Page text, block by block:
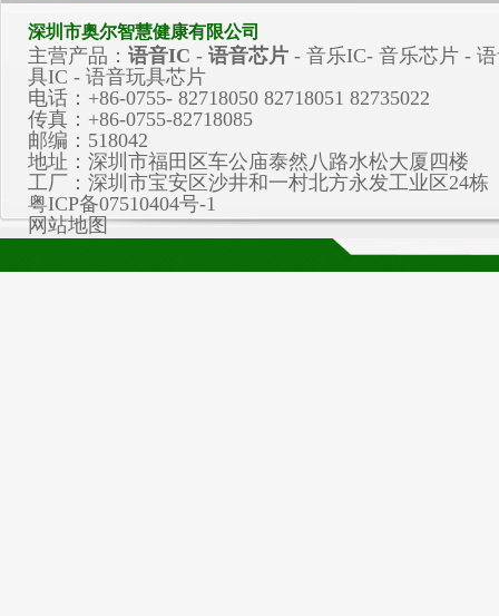
深圳市奥尔智慧健康有限公司
主营产品： 语音IC - 语音芯片 - 音乐IC- 音乐芯片 -
具IC - 语音玩具芯片
电话：+86-0755- 82718050 82718051 82735022
传真：+86-0755-82718085
邮编：518042
地址：深圳市福田区车公庙泰然八路水松大厦四楼
工厂：深圳市宝安区沙井和一村北方永发工业区24栋
粤ICP备07510404号-1
网站地图